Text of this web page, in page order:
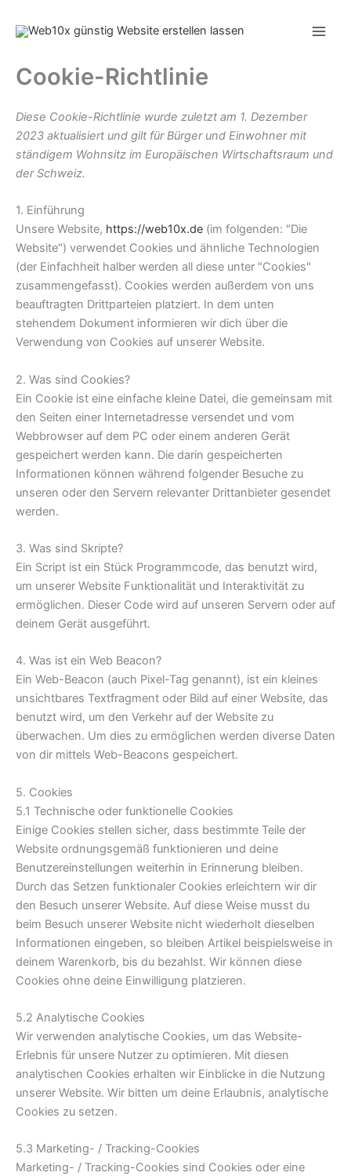
Inhalt
Cookie-Richtlinie
Diese Cookie-Richtlinie wurde zuletzt am 1. Dezember
2023 aktualisiert und gilt für Bürger und Einwohner mit
ständigem Wohnsitz im Europäischen Wirtschaftsraum und
der Schweiz.
1. Einführung
Unsere Website, https://web10x.de (im folgenden: "Die
Website") verwendet Cookies und ähnliche Technologien
(der Einfachheit halber werden all diese unter "Cookies"
zusammengefasst). Cookies werden außerdem von uns
beauftragten Drittparteien platziert. In dem unten
stehendem Dokument informieren wir dich über die
Verwendung von Cookies auf unserer Website.
2. Was sind Cookies?
Ein Cookie ist eine einfache kleine Datei, die gemeinsam mit
den Seiten einer Internetadresse versendet und vom
Webbrowser auf dem PC oder einem anderen Gerät
gespeichert werden kann. Die darin gespeicherten
Informationen können während folgender Besuche zu
unseren oder den Servern relevanter Drittanbieter gesendet
werden.
3. Was sind Skripte?
Ein Script ist ein Stück Programmcode, das benutzt wird,
um unserer Website Funktionalität und Interaktivität zu
ermöglichen. Dieser Code wird auf unseren Servern oder auf
deinem Gerät ausgeführt.
4. Was ist ein Web Beacon?
Ein Web-Beacon (auch Pixel-Tag genannt), ist ein kleines
unsichtbares Textfragment oder Bild auf einer Website, das
benutzt wird, um den Verkehr auf der Website zu
überwachen. Um dies zu ermöglichen werden diverse Daten
von dir mittels Web-Beacons gespeichert.
5. Cookies
5.1 Technische oder funktionelle Cookies
Einige Cookies stellen sicher, dass bestimmte Teile der
Website ordnungsgemäß funktionieren und deine
Benutzereinstellungen weiterhin in Erinnerung bleiben.
Durch das Setzen funktionaler Cookies erleichtern wir dir
den Besuch unserer Website. Auf diese Weise musst du
beim Besuch unserer Website nicht wiederholt dieselben
Informationen eingeben, so bleiben Artikel beispielsweise in
deinem Warenkorb, bis du bezahlst. Wir können diese
Cookies ohne deine Einwilligung platzieren.
5.2 Analytische Cookies
Wir verwenden analytische Cookies, um das Website-
Erlebnis für unsere Nutzer zu optimieren. Mit diesen
analytischen Cookies erhalten wir Einblicke in die Nutzung
unserer Website. Wir bitten um deine Erlaubnis, analytische
Cookies zu setzen.
5.3 Marketing- / Tracking-Cookies
Marketing- / Tracking-Cookies sind Cookies oder eine
to
wordpress
to
facebook
to
twitter
to
elementor
to
google-
fonts
to
sonstiges